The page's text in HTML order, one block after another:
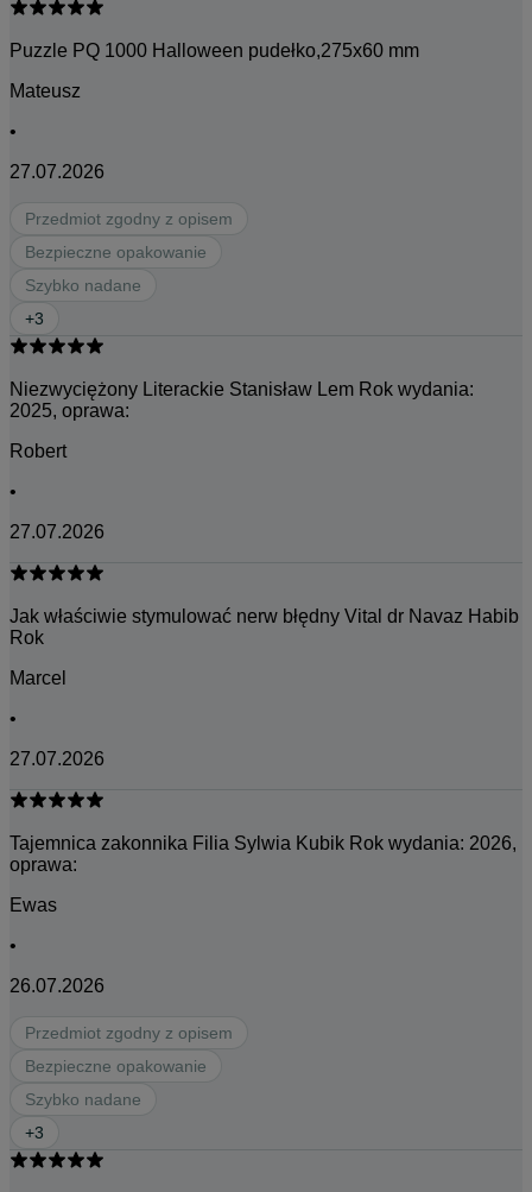
Puzzle PQ 1000 Halloween pudełko,275x60 mm
Mateusz
•
27.07.2026
Przedmiot zgodny z opisem
Bezpieczne opakowanie
Szybko nadane
+3
Niezwyciężony Literackie Stanisław Lem Rok wydania:
2025, oprawa:
Robert
•
27.07.2026
Jak właściwie stymulować nerw błędny Vital dr Navaz Habib
Rok
Marcel
•
27.07.2026
Tajemnica zakonnika Filia Sylwia Kubik Rok wydania: 2026,
oprawa:
Ewas
•
26.07.2026
Przedmiot zgodny z opisem
Bezpieczne opakowanie
Szybko nadane
+3